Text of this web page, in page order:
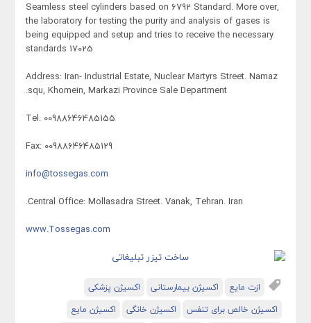
Seamless steel cylinders based on 6792 Standard. More over,
the laboratory for testing the purity and analysis of gases is
being equipped and setup and tries to receive the necessary
standards 17025
Address: Iran- Industrial Estate, Nuclear Martyrs Street. Namaz
squ, Khomein, Markazi Province Sale Department.
Tel: 00988646485155
Fax: 00988646485129
info@tossegas.com
Central Office: Mollasadra Street. Vanak, Tehran. Iran.
www.Tossegas.com
ازت مایع اکسیژن بیمارستانی
اکسیژن پزشکی
اکسیژن خالص برای تنفس
اکسیژن خانگی
اکسیژن مایع